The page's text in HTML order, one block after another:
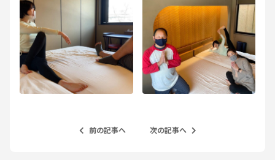
前の記事へ 次の記事へ